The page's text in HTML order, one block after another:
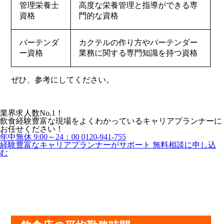
管理栄養士
資格
高度な栄養管理と指導ができる専
門的な資格
バーテンダ
ー資格
カクテルの作り方やバーテンダー
業務に関する専門知識を持つ資格
ぜひ、参考にしてください。
業界求人数No.1！
飲食経験豊富な現場をよくわかっているキャリアプランナーに
お任せください！
年中無休 9:00～24：00 0120-941-755
経験豊富なキャリアプランナーがサポート 無料相談に申し込
む